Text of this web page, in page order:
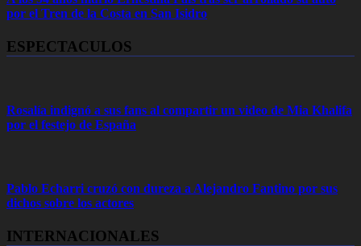
por el Tren de la Costa en San Isidro
ESPECTACULOS
Rosalía indignó a sus fans al compartir un video de Mia Khalifa
por el festejo de España
Pablo Echarri cruzó con dureza a Alejandro Fantino por sus
dichos sobre los actores
INTERNACIONALES